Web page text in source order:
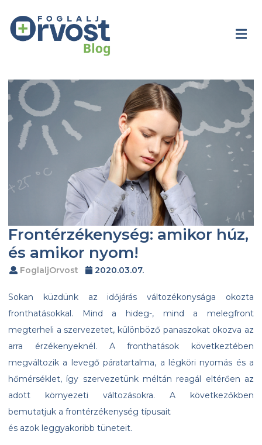
Frontérzékenység: amikor húz,
és amikor nyom!
FoglaljOrvost 2020.03.07.
Sokan küzdünk az időjárás változékonysága okozta
fronthatásokkal. Mind a hideg-, mind a melegfront
megterheli a szervezetet, különböző panaszokat okozva az
arra érzékenyeknél. A fronthatások következtében
megváltozik a levegő páratartalma, a légköri nyomás és a
hőmérséklet, így szervezetünk méltán reagál eltérően az
adott környezeti változásokra. A következőkben
bemutatjuk a frontérzékenység típusait
és azok leggyakoribb tüneteit.